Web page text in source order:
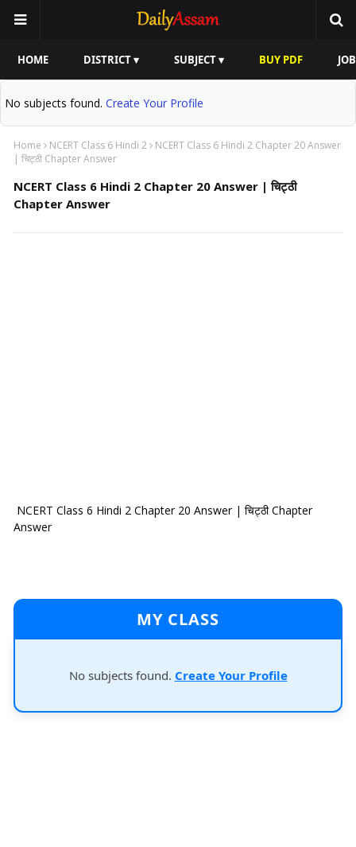
HOME DISTRICT ▾ SUBJECT ▾ BUY PDF
No subjects found. Create Your Profile
Home NCERT Class 6 Hindi 2
NCERT Class 6 Hindi 2 Chapter 20 Answer
| चिट्ठी Chapter Answer
NCERT Class 6 Hindi 2 Chapter 20 Answer | चिट्ठी
Chapter Answer
NCERT Class 6 Hindi 2 Chapter 20 Answer | चिट्ठी Chapter
Answer
MY CLASS
No subjects found. Create Your Profile